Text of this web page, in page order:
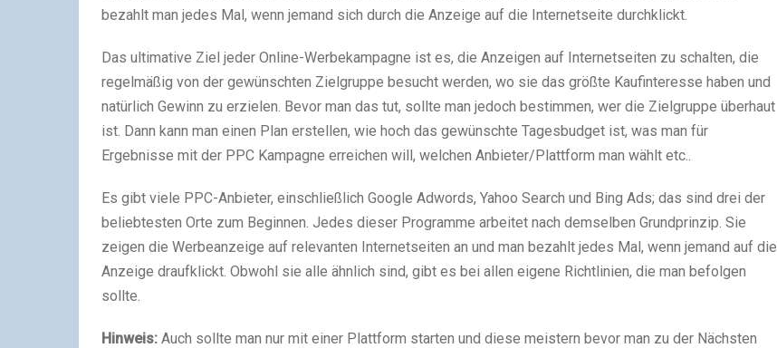
bezahlt man jedes Mal, wenn jemand sich durch die Anzeige auf die Internetseite durchklickt.
Das ultimative Ziel jeder Online-Werbekampagne ist es, die Anzeigen auf Internetseiten zu schalten, die
regelmäßig von der gewünschten Zielgruppe besucht werden, wo sie das größte Kaufinteresse haben und
natürlich Gewinn zu erzielen. Bevor man das tut, sollte man jedoch bestimmen, wer die Zielgruppe überhaut
ist. Dann kann man einen Plan erstellen, wie hoch das gewünschte Tagesbudget ist, was man für
Ergebnisse mit der PPC Kampagne erreichen will, welchen Anbieter/Plattform man wählt etc..
Es gibt viele PPC-Anbieter, einschließlich Google Adwords, Yahoo Search und Bing Ads; das sind drei der
beliebtesten Orte zum Beginnen. Jedes dieser Programme arbeitet nach demselben Grundprinzip. Sie
zeigen die Werbeanzeige auf relevanten Internetseiten an und man bezahlt jedes Mal, wenn jemand auf die
Anzeige draufklickt. Obwohl sie alle ähnlich sind, gibt es bei allen eigene Richtlinien, die man befolgen
sollte.
Hinweis: Auch sollte man nur mit einer Plattform starten und diese meistern bevor man zu der Nächsten